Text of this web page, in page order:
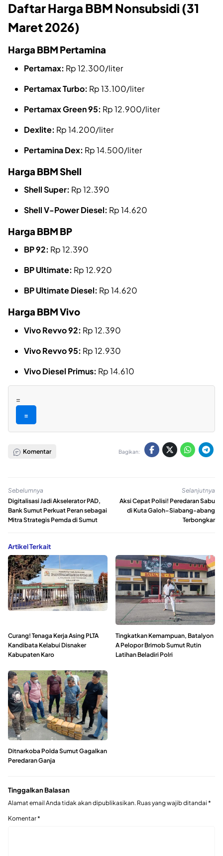
Daftar Harga BBM Nonsubsidi (31
Maret 2026)
Harga BBM Pertamina
Pertamax: Rp 12.300/liter
Pertamax Turbo: Rp 13.100/liter
Pertamax Green 95: Rp 12.900/liter
Dexlite: Rp 14.200/liter
Pertamina Dex: Rp 14.500/liter
Harga BBM Shell
Shell Super: Rp 12.390
Shell V-Power Diesel: Rp 14.620
Harga BBM BP
BP 92: Rp 12.390
BP Ultimate: Rp 12.920
BP Ultimate Diesel: Rp 14.620
Harga BBM Vivo
Vivo Revvo 92: Rp 12.390
Vivo Revvo 95: Rp 12.930
Vivo Diesel Primus: Rp 14.610
=
=
Komentar Bagikan:
Sebelumnya
Digitalisasi Jadi Akselerator PAD,
Bank Sumut Perkuat Peran sebagai
Mitra Strategis Pemda di Sumut
Selanjutnya
Aksi Cepat Polisi! Peredaran Sabu
di Kuta Galoh–Siabang-abang
Terbongkar
Artikel Terkait
Curang! Tenaga Kerja Asing PLTA
Kandibata Kelabui Disnaker
Kabupaten Karo
Tingkatkan Kemampuan, Batalyon
A Pelopor Brimob Sumut Rutin
Latihan Beladiri Polri
Ditnarkoba Polda Sumut Gagalkan
Peredaran Ganja
Tinggalkan Balasan
Alamat email Anda tidak akan dipublikasikan. Ruas yang wajib ditandai *
Komentar*